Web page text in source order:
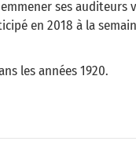
ses auditeurs
en 2018 à la
les années 1920.